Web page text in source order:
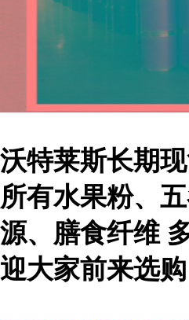
沃特莱斯长期
所有水果粉、
源、膳食纤维
迎大家前来选购